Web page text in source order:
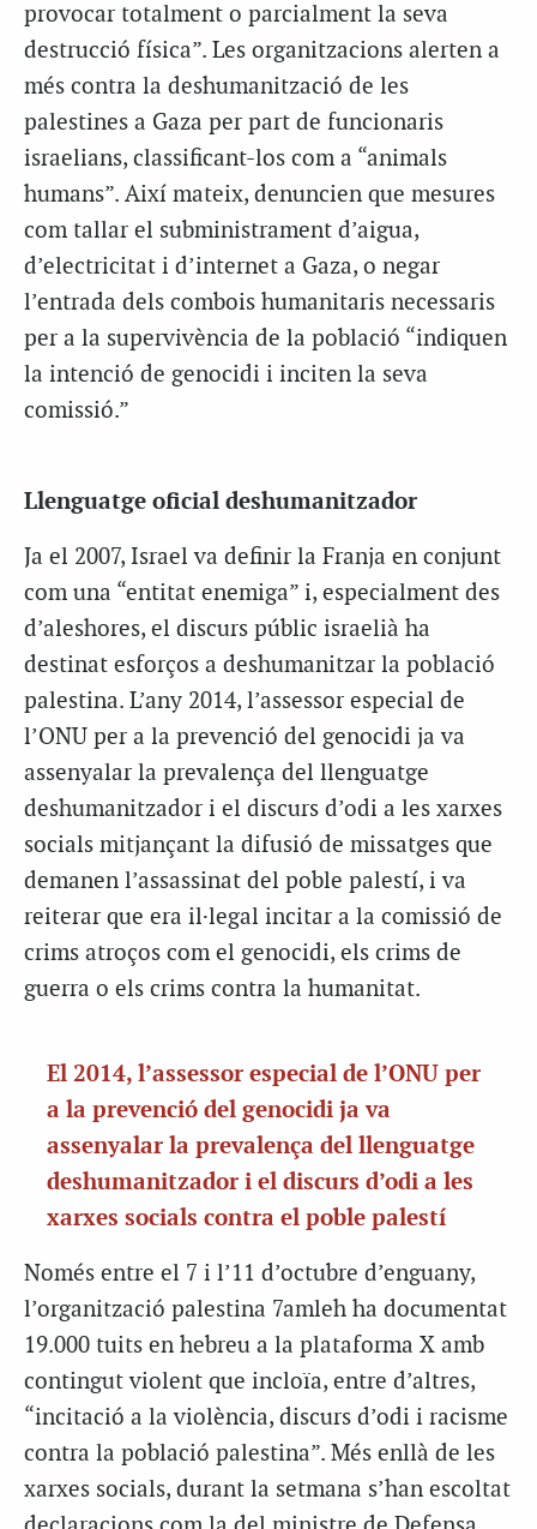
provocar totalment o parcialment la seva
destrucció física”. Les organitzacions alerten a
més contra la deshumanització de les
palestines a Gaza per part de funcionaris
israelians, classificant-los com a “animals
humans”. Així mateix, denuncien que mesures
com tallar el subministrament d’aigua,
d’electricitat i d’internet a Gaza, o negar
l’entrada dels combois humanitaris necessaris
per a la supervivència de la població “indiquen
la intenció de genocidi i inciten la seva
comissió.”
Llenguatge oficial deshumanitzador
Ja el 2007, Israel va definir la Franja en conjunt
com una “entitat enemiga” i, especialment des
d’aleshores, el discurs públic israelià ha
destinat esforços a deshumanitzar la població
palestina. L’any 2014, l’assessor especial de
l’ONU per a la prevenció del genocidi ja va
assenyalar la prevalença del llenguatge
deshumanitzador i el discurs d’odi a les xarxes
socials mitjançant la difusió de missatges que
demanen l’assassinat del poble palestí, i va
reiterar que era il·legal incitar a la comissió de
crims atroços com el genocidi, els crims de
guerra o els crims contra la humanitat.
El 2014, l’assessor especial de l’ONU per
a la prevenció del genocidi ja va
assenyalar la prevalença del llenguatge
deshumanitzador i el discurs d’odi a les
xarxes socials contra el poble palestí
Només entre el 7 i l’11 d’octubre d’enguany,
l’organització palestina 7amleh ha documentat
19.000 tuits en hebreu a la plataforma X amb
contingut violent que incloïa, entre d’altres,
“incitació a la violència, discurs d’odi i racisme
contra la població palestina”. Més enllà de les
xarxes socials, durant la setmana s’han escoltat